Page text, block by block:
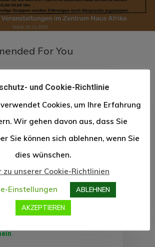
For You
Fest in der
Lamine Conté
und Cookie-Richtlinie
Cookies, um Ihre Erfahrung
Wir gehen davon aus, dass Sie
Sie können sich ablehnen, wenn Sie
dies wünschen.
zu unserer Cookie-Richtlinien
Einstellungen
ABLEHNEN
AKZEPTIEREN